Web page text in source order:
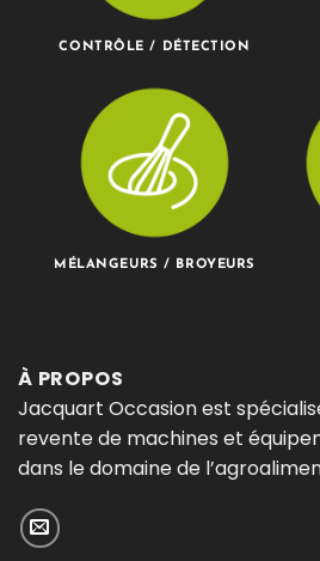
CONTRÔLE / DÉTECTION
MÉLANGEURS / BROYEURS
À PROPOS
Jacquart Occasion est
revente de machines et
dans le domaine de